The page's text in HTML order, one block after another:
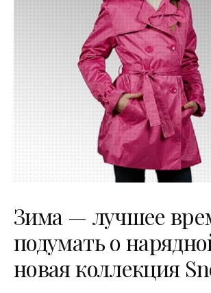
Зима — лучшее
подумать о
новая коллекция